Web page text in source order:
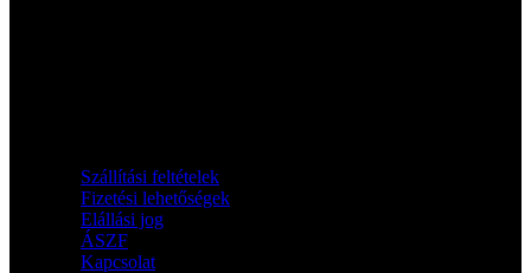
Szállítási feltételek
Fizetési lehetőségek
Elállási jog
ÁSZF
Kapcsolat